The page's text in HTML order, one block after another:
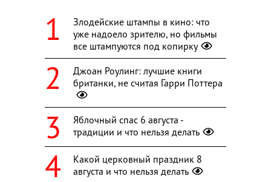
Злодейские штампы в кино: что
уже надоело зрителю, но фильмы
все штампуются под копирку
Джоан Роулинг: лучшие книги
британки, не считая Гарри Поттера
Яблочный спас 6 августа -
традиции и что нельзя делать
Какой церковный праздник 8
августа и что нельзя делать